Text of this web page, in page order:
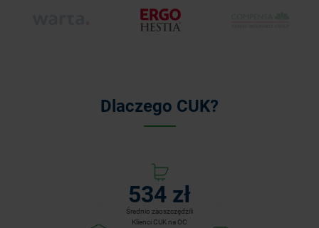
Dlaczego CUK?
534 zł
Średnio zaoszczędzili
Klienci CUK na OC